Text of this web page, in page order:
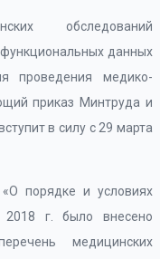
обследований
данных
проведения медико-
приказ Минтруда и
в силу с 29 марта
порядке и условиях
2018 г. было внесено
медицинских